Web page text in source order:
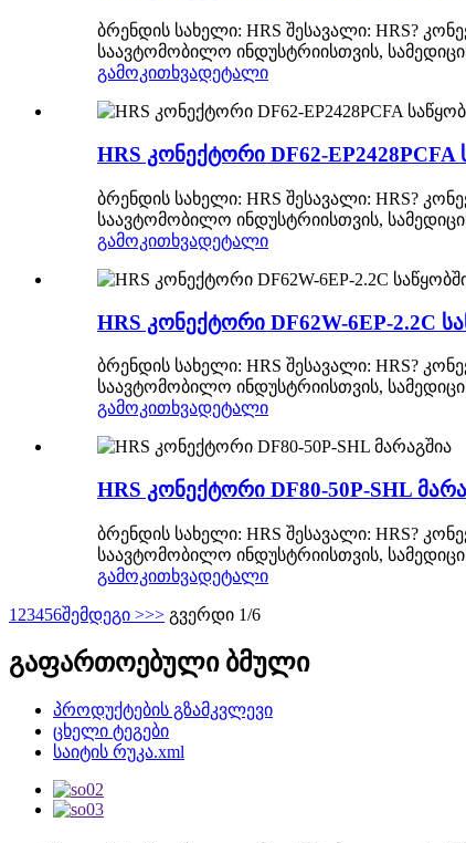
ბრენდის სახელი: HRS შესავალი: HRS?
საავტომობილო ინდუსტრიისთვის,
გამოკითხვადეტალი
HRS კონექტორი DF62-EP2428PCFA
ბრენდის სახელი: HRS შესავალი: HRS?
საავტომობილო ინდუსტრიისთვის,
გამოკითხვადეტალი
HRS კონექტორი DF62W-6EP-2.2C
ბრენდის სახელი: HRS შესავალი: HRS?
საავტომობილო ინდუსტრიისთვის,
გამოკითხვადეტალი
HRS კონექტორი DF80-50P-SHL
ბრენდის სახელი: HRS შესავალი: HRS?
საავტომობილო ინდუსტრიისთვის,
გამოკითხვადეტალი
1 23456შემდეგი >>> გვერდი 1/6
გაფართოებული ბმული
პროდუქტების გზამკვლევი
ცხელი ტეგები
საიტის რუკა.xml